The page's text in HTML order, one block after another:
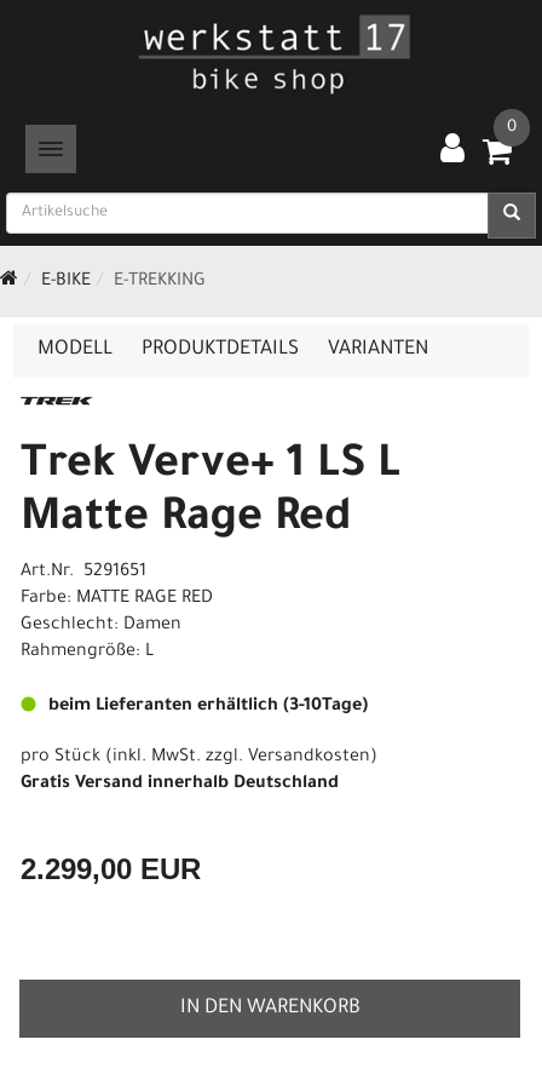
TOGGLE NAVIGATION
0
E-BIKE E-TREKKING
MODELL PRODUKTDETAILS VARIANTEN
Trek Verve+ 1 LS L
Matte Rage Red
Art.Nr. 5291651
Farbe: MATTE RAGE RED
Geschlecht: Damen
Rahmengröße: L
beim Lieferanten erhältlich (3-10Tage)
pro Stück (inkl. MwSt. zzgl. Versandkosten)
Gratis Versand innerhalb Deutschland
2.299,00 EUR
IN DEN WARENKORB